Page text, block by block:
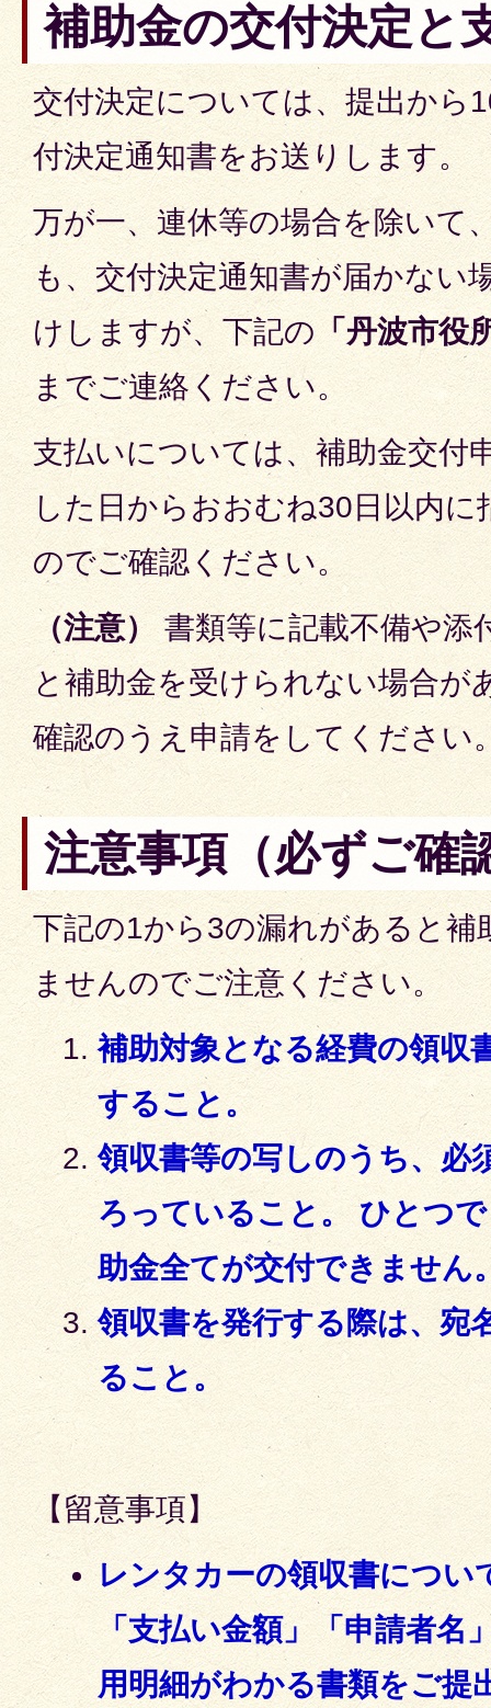
補助金の交付決定と
交付決定については、提出から
付決定通知書をお送りします。
万が一、連休等の場合を除いて
も、交付決定通知書が届かない
けしますが、下記の「丹波市役
までご連絡ください。
支払いについては、補助金交付
した日からおおむね30日以内
のでご確認ください。
（注意） 書類等に記載不備や添
と補助金を受けられない場合が
確認のうえ申請をしてください
注意事項（必ずご確
下記の1から3の漏れがあると補
ませんのでご注意ください。
補助対象となる経費の領収
すること。
領収書等の写しのうち、必
ろっていること。 ひとつ
助金全てが交付できません
領収書を発行する際は、宛
ること。
【留意事項】
レンタカーの領収書につい
「支払い金額」「申請者名
用明細がわかる書類をご提